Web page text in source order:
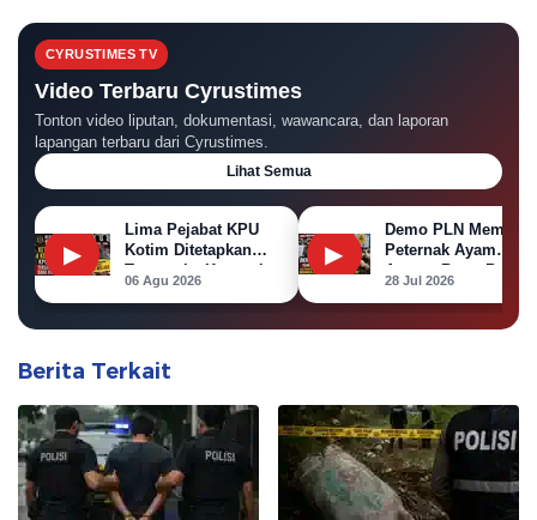
CYRUSTIMES TV
Video Terbaru Cyrustimes
Tonton video liputan, dokumentasi, wawancara, dan laporan
lapangan terbaru dari Cyrustimes.
Lihat Semua
▶
Lima Pejabat KPU
Kotim Ditetapkan
Tersangka Korupsi
Dana Hibah Pilkada
06 Agu 2026
▶
Demo PLN
Peternak Ayam
Ancam Bawa
Ayam ke Kantor PLN
28 Jul 2026
Berita Terkait